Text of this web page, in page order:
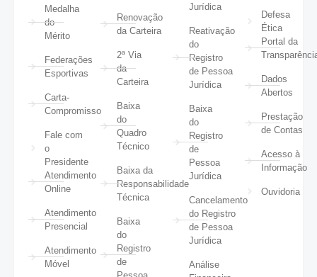
Medalha
do
Mérito
Federações
Esportivas
Carta-
Compromisso
Fale com
o
Presidente
Atendimento
Online
Atendimento
Presencial
Atendimento
Móvel
Renovação
da Carteira
2ª Via
da
Carteira
Baixa
do
Quadro
Técnico
Baixa da
Responsabilidade
Técnica
Baixa
do
Registro
de
Jurídica
Reativação
do
Registro
de Pessoa
Jurídica
Baixa
do
Registro
de
Pessoa
Jurídica
Cancelamento
do Registro
de Pessoa
Jurídica
Análise
Defesa
Ética
Portal da
Dados
Abertos
Prestação
de Contas
Acesso à
Informação
Ouvidoria